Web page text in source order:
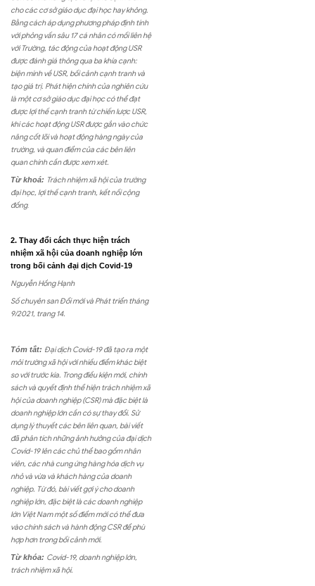
cho các cơ sở giáo dục đại học hay không.
Bằng cách áp dụng phương pháp định tính
với phỏng vấn sâu 17 cá nhân có mối liên hệ
với Trường, tác động của hoạt động USR
được đánh giá thông qua ba khía cạnh:
biện minh về USR, bối cảnh cạnh tranh và
tạo giá trị. Phát hiện chính của nghiên cứu
là một cơ sở giáo dục đại học có thể đạt
được lợi thế cạnh tranh từ chiến lược USR,
khi các hoạt động USR được gắn vào chức
năng cốt lõi và hoạt động hàng ngày của
trường, và quan điểm của các bên liên
quan chính cần được xem xét.
Từ khoá: Trách nhiệm xã hội của trường
đại học, lợi thế cạnh tranh, kết nối cộng
đồng.
2. Thay đổi cách thực hiện trách
nhiệm xã hội của doanh nghiệp lớn
trong bối cảnh đại dịch Covid-19
Nguyễn Hồng Hạnh
Số chuyên san Đổi mới và Phát triển tháng
9/2021, trang 14.
Tóm tắt: Đại dịch Covid-19 đã tạo ra một
môi trường xã hội với nhiều điểm khác biệt
so với trước kia. Trong điều kiện mới, chính
sách và quyết định thể hiện trách nhiệm xã
hội của doanh nghiệp (CSR) mà đặc biệt là
doanh nghiệp lớn cần có sự thay đổi. Sử
dụng lý thuyết các bên liên quan, bài viết
đã phân tích những ảnh hưởng của đại dịch
Covid-19 lên các chủ thể bao gồm nhân
viên, các nhà cung ứng hàng hóa dịch vụ
nhỏ và vừa và khách hàng của doanh
nghiệp. Từ đó, bài viết gợi ý cho doanh
nghiệp lớn, đặc biệt là các doanh nghiệp
lớn Việt Nam một số điểm mới có thể đưa
vào chính sách và hành động CSR để phù
hợp hơn trong bối cảnh mới.
Từ khóa: Covid-19, doanh nghiệp lớn,
trách nhiệm xã hội.